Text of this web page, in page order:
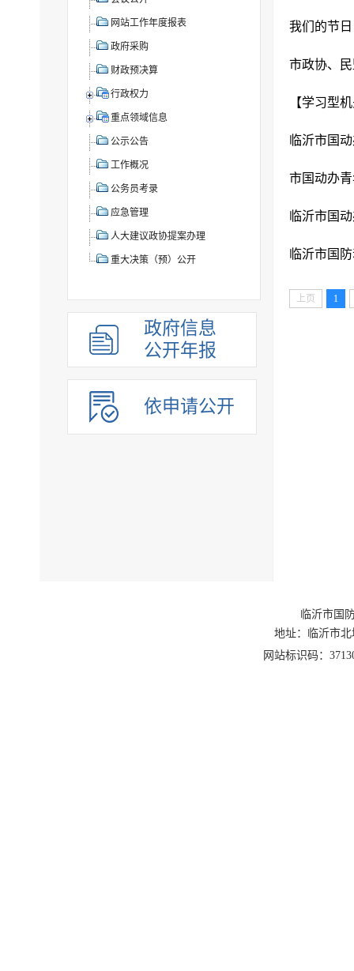
网站工作年度报表
政府采购
财政预决算
行政权力
重点领域信息
公示公告
工作概况
公务员考录
应急管理
人大建议政协提案办理
重大决策（预）公开
政府信息
公开年报
依申请公开
市政协、
市国动办
临沂市国
临沂市国
上页 1
临沂市国
地址：临沂市
网站标识码：